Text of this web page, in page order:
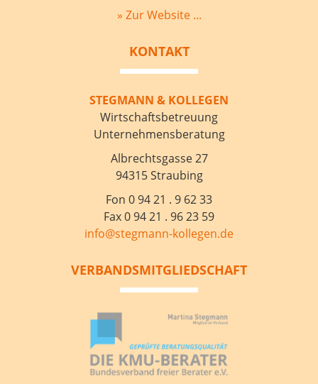
» Zur Website ...
KONTAKT
STEGMANN & KOLLEGEN
Wirtschaftsbetreuung
Unternehmensberatung
Albrechtsgasse 27
94315 Straubing
Fon 0 94 21 . 9 62 33
Fax 0 94 21 . 96 23 59
info@stegmann-kollegen.de
VERBANDSMITGLIEDSCHAFT